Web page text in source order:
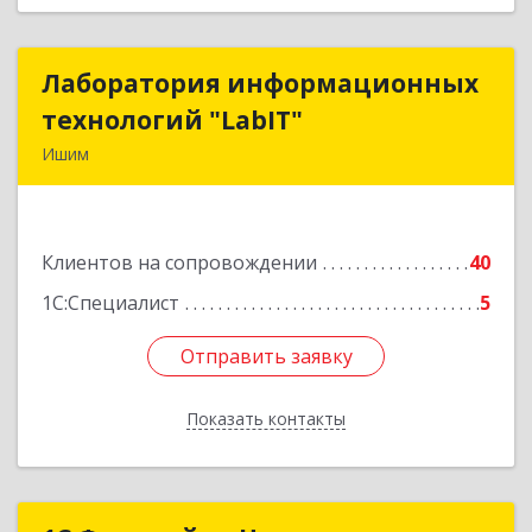
Лаборатория информационных
технологий "LabIT"
Ишим
Клиентов на сопровождении
40
1С:Специалист
5
Отправить заявку
Показать контакты
Лаборатория информационных
технологий "LabIT"
Подробнее
Отправить заявку
Назад